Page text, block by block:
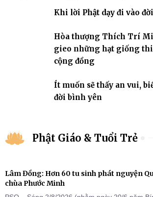
Khi lời Phật dạy đi vào
Hòa thượng Thích Trí
gieo những hạt giống
cộng đồng
Ít muốn sẽ thấy an vui,
đời bình yên
Phật Giáo & Tuổi Trẻ
Lâm Đồng: Hơn 60 tu sinh phát nguyện
chùa Phước Minh